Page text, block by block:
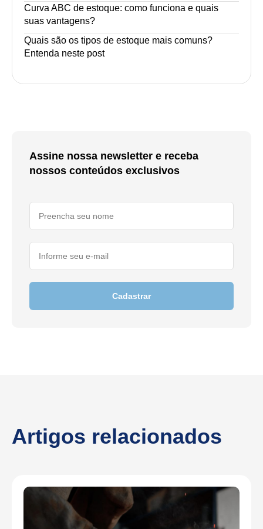
Curva ABC de estoque: como funciona e quais
suas vantagens?
Quais são os tipos de estoque mais comuns?
Entenda neste post
Assine nossa newsletter e receba
nossos conteúdos exclusivos
Cadastrar
Artigos relacionados